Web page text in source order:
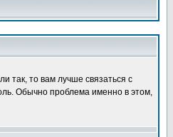
так, то вам лучше связаться с
Обычно проблема именно в этом,